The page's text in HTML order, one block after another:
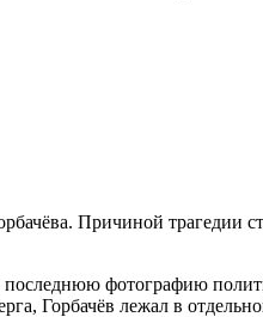
Причиной трагедии
фотографию
Горбачёв лежал в